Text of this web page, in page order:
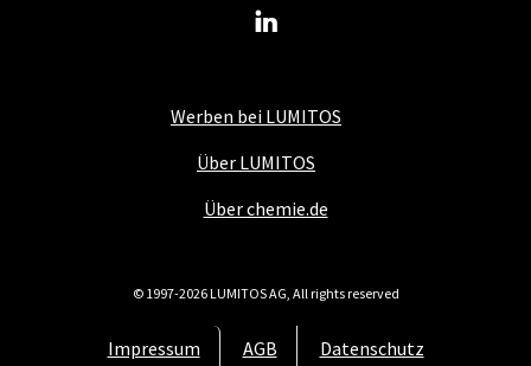
Werben bei LUMITOS
Über LUMITOS
Über chemie.de
Impressum AGB Datenschutz
© 1997-2026 LUMITOS AG, All rights reserved